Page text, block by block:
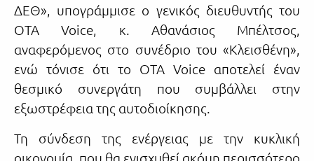
ΔΕΘ», υπογράμμισε ο γενικός διευθυντής του
OTA Voice, κ. Αθανάσιος Μπέλτσος,
αναφερόμενος στο συνέδριο του «Κλεισθένη»,
ενώ τόνισε ότι το OTA Voice αποτελεί έναν
θεσμικό συνεργάτη που συμβάλλει στην
εξωστρέφεια της αυτοδιοίκησης.
Τη σύνδεση της ενέργειας με την κυκλική
οικονομία, που θα ενισχυθεί ακόμη περισσότερο